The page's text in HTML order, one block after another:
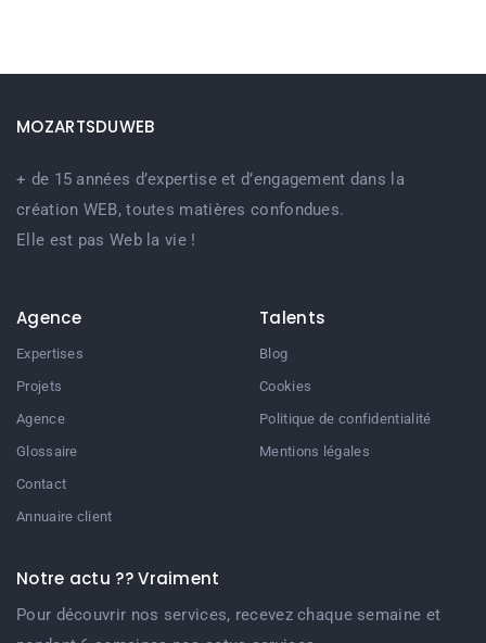
MOZARTSDUWEB
+ de 15 années d’expertise et d’engagement dans la
création WEB, toutes matières confondues.
Elle est pas Web la vie !
Agence
Expertises
Projets
Agence
Glossaire
Contact
Annuaire client
Talents
Blog
Cookies
Politique de confidentialité
Mentions légales
Notre actu ?? Vraiment
Pour découvrir nos services, recevez chaque semaine et